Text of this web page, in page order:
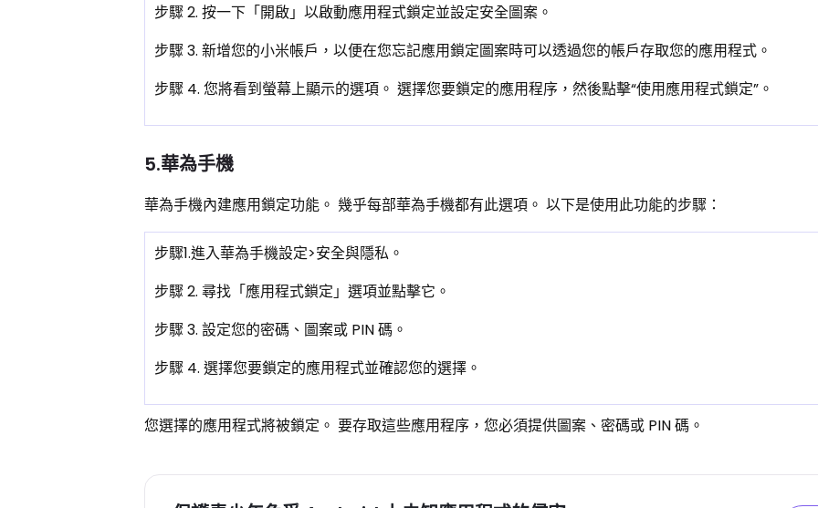
步驟 2. 按一下「開啟」以啟動應用程式鎖定並設定安全圖案。
步驟 3. 新增您的小米帳戶，以便在您忘記應用鎖定圖案時可以透過您的帳戶存取您的應用程式。
步驟 4. 您將看到螢幕上顯示的選項。 選擇您要鎖定的應用程序，然後點擊“使用應用程式鎖定”。
5.華為手機
華為手機內建應用鎖定功能。 幾乎每部華為手機都有此選項。 以下是使用此功能的步驟：
步驟1.進入華為手機設定>安全與隱私。
步驟 2. 尋找「應用程式鎖定」選項並點擊它。
步驟 3. 設定您的密碼、圖案或 PIN 碼。
步驟 4. 選擇您要鎖定的應用程式並確認您的選擇。
您選擇的應用程式將被鎖定。 要存取這些應用程序，您必須提供圖案、密碼或 PIN 碼。